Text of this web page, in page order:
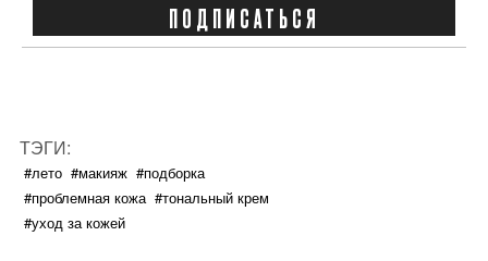
ПОДПИСАТЬСЯ
ТЭГИ:
#лето #макияж #подборка
#проблемная кожа #тональный крем
#уход за кожей